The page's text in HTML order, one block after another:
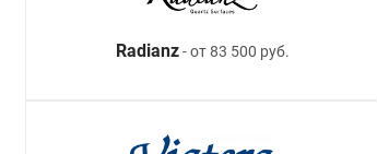
Radianz- от 83 500 руб.